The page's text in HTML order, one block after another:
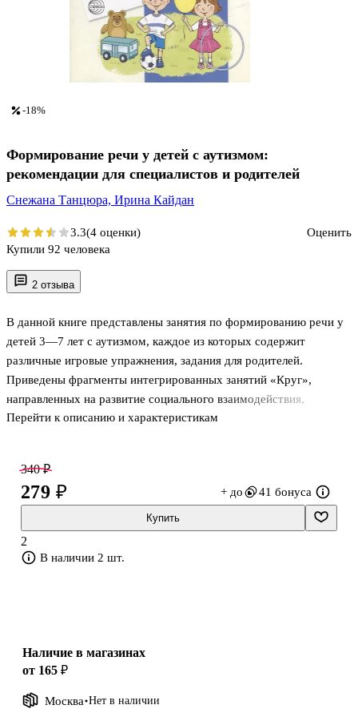
2 отзыва
В данной книге представлены занятия по формированию речи у
детей 3—7 лет с аутизмом, каждое из которых содержит
различные игровые упражнения, задания для родителей.
Приведены фрагменты интегрированных занятий «Круг»,
направленных на развитие социального взаимодействия,
рекомендации по общению с ребенком с аутизмом. Книга
Перейти к описанию и характеристикам
-18%
Формирование речи у детей с аутизмом:
рекомендации для специалистов и родителей
Снежана Танцюра, Ирина Кайдан
3.3(4 оценки)
Оценить
Купили 92 человека
340 ₽
279 ₽ + до 41 бонуса
Купить
2
В наличии 2 шт.
Наличие в магазинах
от 165 ₽
Москва Нет в наличии